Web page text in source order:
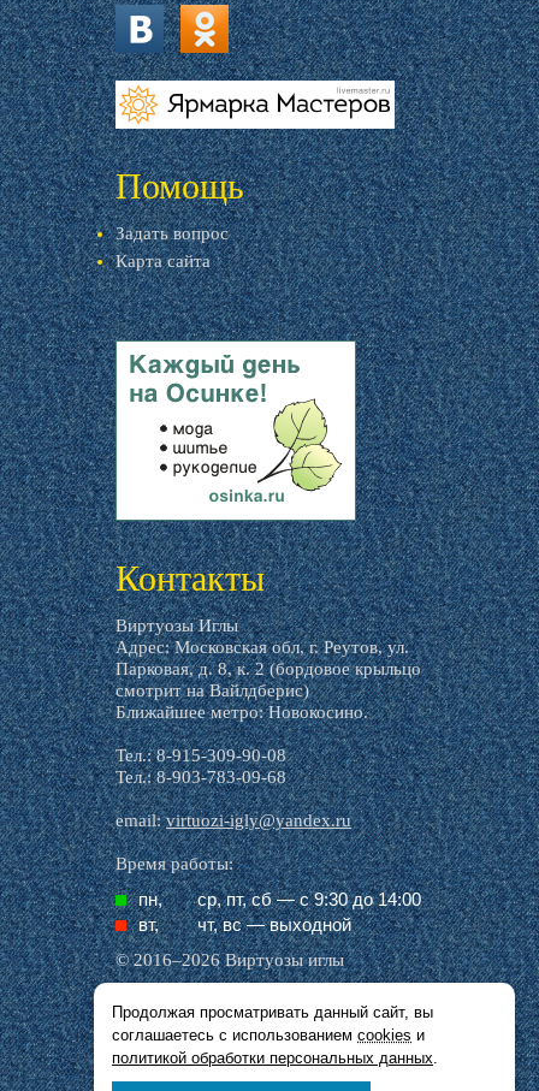
vk.com ok.ru
livemaster.ru
Помощь
Задать вопрос
Карта сайта
livemaster.ru
Контакты
Виртуозы Иглы
Адрес: Московская обл, г. Реутов, ул.
Парковая, д. 8, к. 2 (бордовое крыльцо
смотрит на Вайлдберис)
Ближайшее метро: Новокосино.
Тел.: 8-915-309-90-08
Тел.: 8-903-783-09-68
email:virtuozi-igly@yandex.ru
Время работы:
пн,
ср, пт, cб — с 9:30 до 14:00
вт,
чт, вс — выходной
© 2016–2026 Виртуозы иглы
Все названия производителей, символика и
описания, присутствующие в наших картинках
и тексте, используются исключительно в целях
идентификации.
Продолжая просматривать данный сайт, вы
соглашаетесь с использованием cookies и
политикой обработки персональных данных.